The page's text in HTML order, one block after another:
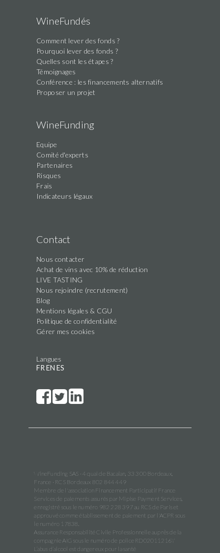
WineFundés
Comment lever des fonds ?
Pourquoi lever des fonds ?
Quelles sont les étapes ?
Témoignages
Conférence : les financements alternatifs
Proposer un projet
WineFunding
Equipe
Comité d'experts
Partenaires
Risques
Frais
Indicateurs légaux
Contact
Nous contacter
Achat de vins avec 10% de réduction
LIVE TASTING
Nous rejoindre (recrutement)
Blog
Mentions légales & CGU
Politique de confidentialité
Gérer mes cookies
Langues
FR EN ES
WineFunding SAS · 4 quai de Bacalan, 33 300 Bordeaux,
France · RCS Bordeaux 802 844 449
Membre de l'association Financement Participatif France
Services de paiements assurés par Mipise Payment Services,
enregistré sous le numéro 982 228 397 au RCS de Paris et
approuvé comme établissement de paiement par l'ACPR sous
le numéro 17838.
Assurance Responsabilité Civile Professionnelle auprès de la
compagnie AIG sous le numéro de police RD02011216Y
L’abus d’alcool est dangereux pour la santé